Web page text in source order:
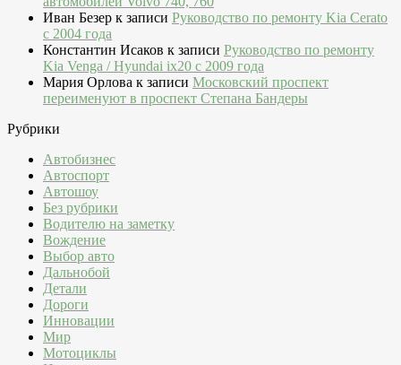
Иван Безер к записи Руководство по ремонту Kia Cerato
c 2004 года
Константин Исаков к записи Руководство по ремонту
Kia Venga / Hyundai ix20 c 2009 года
Мария Орлова к записи Московский проспект
переименуют в проспект Степана Бандеры
Рубрики
Автобизнес
Автоспорт
Автошоу
Без рубрики
Водителю на заметку
Вождение
Выбор авто
Дальнобой
Детали
Дороги
Инновации
Мир
Мотоциклы